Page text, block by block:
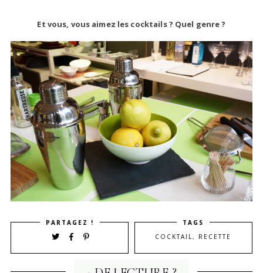
Et vous, vous aimez les cocktails ? Quel genre ?
PARTAGEZ !
TAGS
COCKTAIL, RECETTE